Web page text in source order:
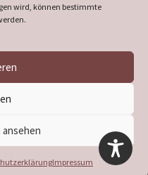
wird, können bestimmte
Impressum
Rechte vorbehalten